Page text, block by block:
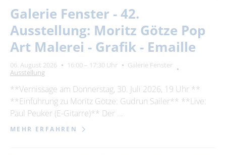
Galerie Fenster - 42.
Ausstellung: Moritz Götze Pop
Art Malerei - Grafik - Emaille
06. August 2026 16:00 – 17:30 Uhr
Galerie Fenster
Ausstellung
**Vernissage am Donnerstag, 30. Juli 2026, 19 Uhr **
**Einführung zu Moritz Götze: Gudrun Sailer** **Live:
Paul Peuker (E-Gitarre)** Der …
MEHR ERFAHREN